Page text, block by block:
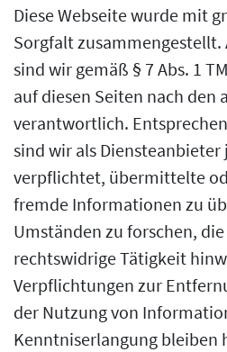
Diese Webseite wurde mit
Sorgfalt zusammengestellt.
sind wir gemäß § 7 Abs. 1
auf diesen Seiten nach den
verantwortlich.
sind wir als
verpflichtet, übermittelte
fremde Informationen zu
Umständen zu forschen,
rechtswidrige Tätigkeit
Verpflichtungen zur
der Nutzung von
Kenntniserlangung bleiben